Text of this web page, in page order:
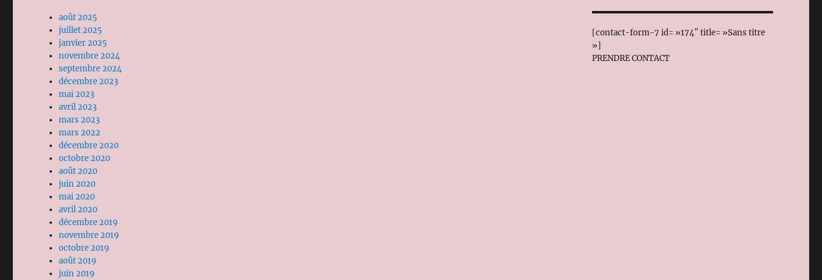
août 2025
juillet 2025
janvier 2025
novembre 2024
septembre 2024
décembre 2023
mai 2023
avril 2023
mars 2023
mars 2022
décembre 2020
octobre 2020
août 2020
juin 2020
mai 2020
avril 2020
décembre 2019
novembre 2019
octobre 2019
août 2019
juin 2019
[contact-form-7 id= »174″ title= »Sans titre
»]
PRENDRE CONTACT